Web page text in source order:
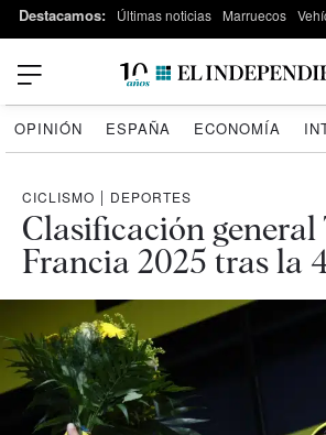
Destacamos: Últimas noticias Marruecos
OPINIÓN ESPAÑA ECONOMÍA
CICLISMO | DEPORTES
Clasificación general
Francia 2025 tras la